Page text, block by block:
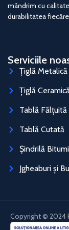
mândrim cu
durabilitatea
Serviciile
Țiglă Metalică
Țiglă
Tablă Fălțuită
Tablă Cutată
Șindrilă
Jgheaburi și
Copyright © 2024